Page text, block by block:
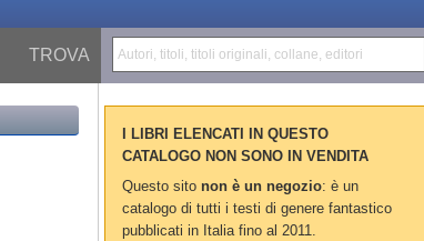
TROVA Autori, titoli, titoli originali, collane, editori
I LIBRI ELENCATI IN QUESTO
CATALOGO NON SONO IN VENDITA
Questo sito non è un negozio: è un
catalogo di tutti i testi di genere fantastico
pubblicati in Italia fino al 2011.